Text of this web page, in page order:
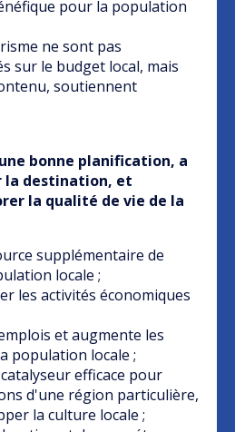
pour la population
ne sont pas
sur le budget local, mais
soutiennent
bonne planification, a
la destination, et
la qualité de vie de la
supplémentaire de
locale ;
les activités économiques
et augmente les
population locale ;
efficace pour
d'une région particulière,
la culture locale ;